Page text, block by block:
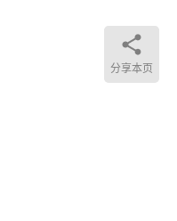
分享本页